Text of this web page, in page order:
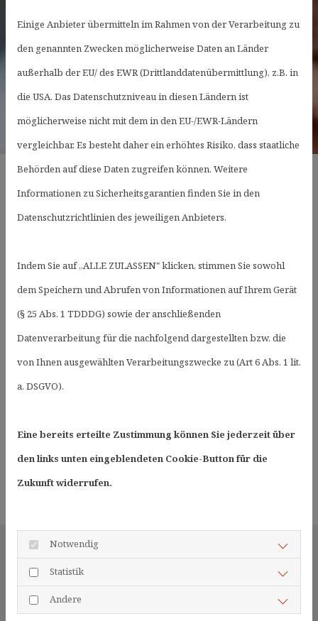
Was macht ein
Behandlung von Blockaden und
Funktionsstörungen
Der Chirotherapeut behandelt im Rahmen der
SchmerztherapieBlockierungen und
Funktionsstörungen der Wirbelsäule, der
Gelenke und der Extremitäten
Behandlung auf den gesamten
Bewegungsapparat im Blick.
Einige Anbieter übermitteln im Rahmen von der Verarbeitung zu
den genannten Zwecken möglicherweise Daten an Länder
außerhalb der EU/ des EWR (Drittlanddatenübermittlung), z.B. in
die USA. Das Datenschutzniveau in diesen Ländern ist
möglicherweise nicht mit dem in den EU-/EWR-Ländern
vergleichbar. Es besteht daher ein erhöhtes Risiko, dass staatliche
Behörden auf diese Daten zugreifen können. Weitere
Informationen zu Sicherheitsgarantien finden Sie in den
Datenschutzrichtlinien des jeweiligen Anbieters.
Indem Sie auf „ALLE ZULASSEN" klicken, stimmen Sie sowohl
dem Speichern und Abrufen von Informationen auf Ihrem Gerät
(§ 25 Abs. 1 TDDDG) sowie der anschließenden
Datenverarbeitung für die nachfolgend dargestellten bzw. die
von Ihnen ausgewählten Verarbeitungszwecke zu (Art 6 Abs. 1 lit.
a. DSGVO).
Eine bereits erteilte Zustimmung können Sie jederzeit über
den links unten eingeblendeten Cookie-Button für die
Zukunft widerrufen.
Notwendig
Statistik
Andere